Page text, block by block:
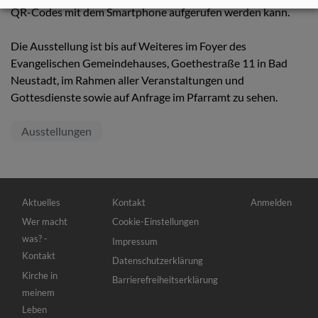
QR-Codes mit dem Smartphone aufgerufen werden kann.
Die Ausstellung ist bis auf Weiteres im Foyer des
Evangelischen Gemeindehauses, Goethestraße 11 in Bad
Neustadt, im Rahmen aller Veranstaltungen und
Gottesdienste sowie auf Anfrage im Pfarramt zu sehen.
Ausstellungen
Hauptnavigation
Aktuelles
Wer macht
was? -
Kontakt
Kirche in
meinem
Leben
Fußbereichsmenü
Kontakt
Cookie-Einstellungen
Impressum
Datenschutzerklärung
Barrierefreiheitserklärung
Benutzermenü
Anmelden